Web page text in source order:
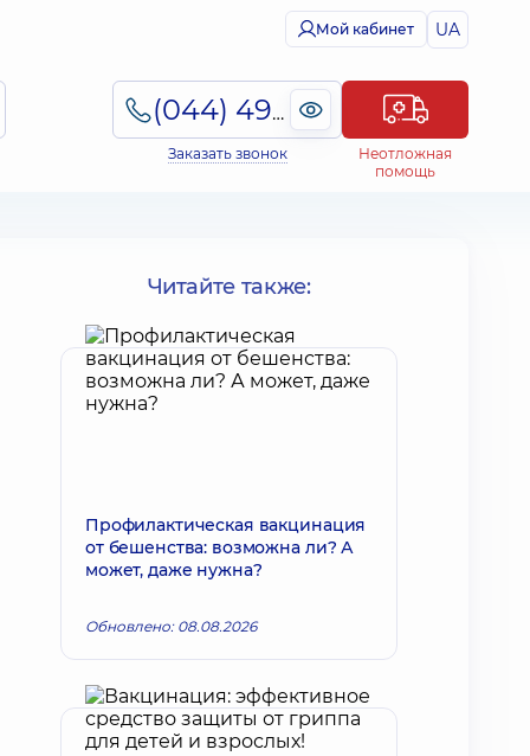
Мой кабинет UA
(044) 495-2-888
Заказать звонок
Неотложная
помощь
Читайте также:
Профилактическая вакцинация
от бешенства: возможна ли? А
может, даже нужна?
Обновлено: 08.08.2026